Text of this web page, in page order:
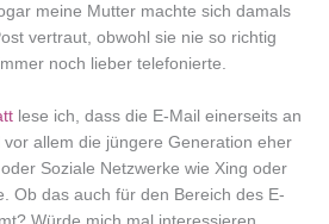
meine Mutter machte sich damals
vertraut, obwohl sie nie so richtig
noch lieber telefonierte.
lese ich, dass die E-Mail einerseits an
allem die jüngere Generation eher
Soziale Netzwerke wie Xing oder
Ob das auch für den Bereich des E-
Würde mich mal interessieren.